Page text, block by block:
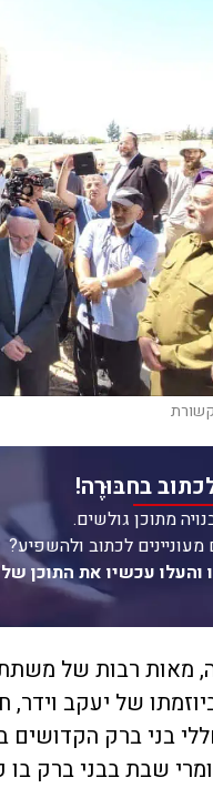
בחבּוּרֶה!
מתוכן גולשים.
לכתוב ולהשפיע?
והעלו עכשיו את התוכן
מאות רבות של
של יעקב
בני ברק הקדושים
שבת בבני ברק בו